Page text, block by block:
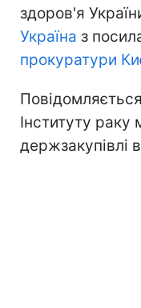
здоров'я
Україна з
прокуратури
Інституту раку
держзакупівлі